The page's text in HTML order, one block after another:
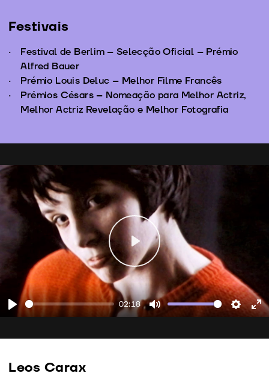
Festivais
Festival de Berlim – Selecção Oficial – Prémio
Alfred Bauer
Prémio Louis Deluc – Melhor Filme Francês
Prémios Césars – Nomeação para Melhor Actriz,
Melhor Actriz Revelação e Melhor Fotografia
Play
02:18
Mute
Play
Leos Carax